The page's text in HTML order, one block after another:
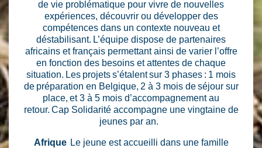
de vie problématique pour vivre de nouvelles
expériences, découvrir ou développer des
compétences dans un contexte nouveau et
déstabilisant. L’équipe dispose de partenaires
africains et français permettant ainsi de varier l’offre
en fonction des besoins et attentes de chaque
situation. Les projets s’étalent sur 3 phases : 1 mois
de préparation en Belgique, 2 à 3 mois de séjour sur
place, et 3 à 5 mois d’accompagnement au
retour. Cap Solidarité accompagne une vingtaine de
jeunes par an.
Afrique Le jeune est accueilli dans une famille